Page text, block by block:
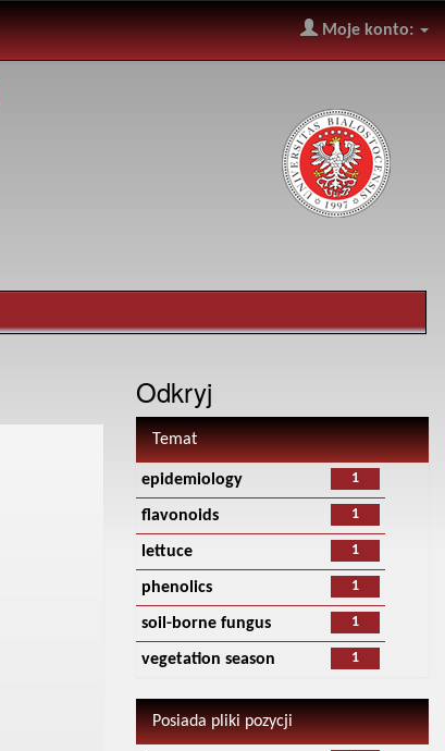
Moje konto:
Odkryj
Temat
1
epidemiology
1
flavonoids
1
lettuce
1
phenolics
1
soil-borne fungus
1
vegetation season
Posiada pliki pozycji